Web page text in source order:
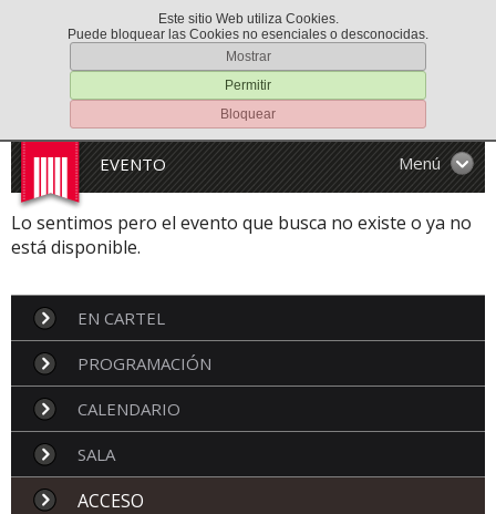
Este sitio Web utiliza Cookies.
Puede bloquear las Cookies no esenciales o desconocidas.
Mostrar
Permitir
Bloquear
EVENTO Menú
Lo sentimos pero el evento que busca no existe o ya no
está disponible.
EN CARTEL
PROGRAMACIÓN
CALENDARIO
SALA
ACCESO